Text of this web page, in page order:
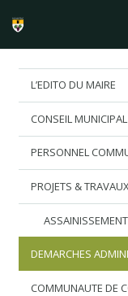
L’EDITO DU MAIRE
CONSEIL MUNICIPAL
PERSONNEL
PROJETS &
DEMARCHES
COMMUNAUTE DE